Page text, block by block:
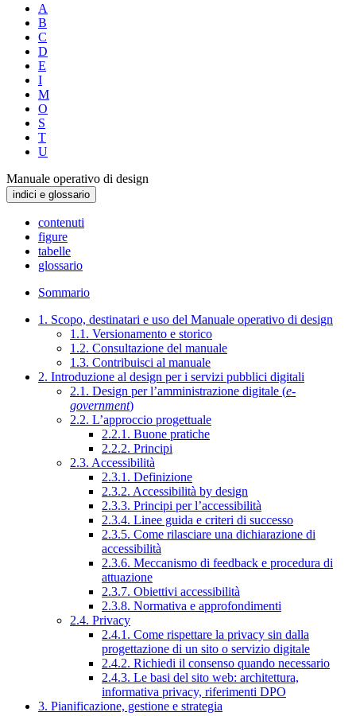
A
B
C
D
E
I
M
O
S
T
U
Manuale operativo di design
indici e glossario
contenuti
figure
tabelle
glossario
Sommario
1. Scopo, destinatari e uso del Manuale operativo di design
1.1. Versionamento e storico
1.2. Consultazione del manuale
1.3. Contribuisci al manuale
2. Introduzione al design per i servizi pubblici digitali
2.1. Design per l’amministrazione digitale (e-
government)
2.2. L’approccio progettuale
2.2.1. Buone pratiche
2.2.2. Principi
2.3. Accessibilità
2.3.1. Definizione
2.3.2. Accessibilità by design
2.3.3. Principi per l’accessibilità
2.3.4. Linee guida e criteri di successo
2.3.5. Come rilasciare una dichiarazione di
accessibilità
2.3.6. Meccanismo di feedback e procedura di
attuazione
2.3.7. Obiettivi accessibilità
2.3.8. Normativa e approfondimenti
2.4. Privacy
2.4.1. Come rispettare la privacy sin dalla
progettazione di un sito o servizio digitale
2.4.2. Richiedi il consenso quando necessario
2.4.3. Le basi del sito web: architettura,
informativa privacy, riferimenti DPO
3. Pianificazione, gestione e strategia